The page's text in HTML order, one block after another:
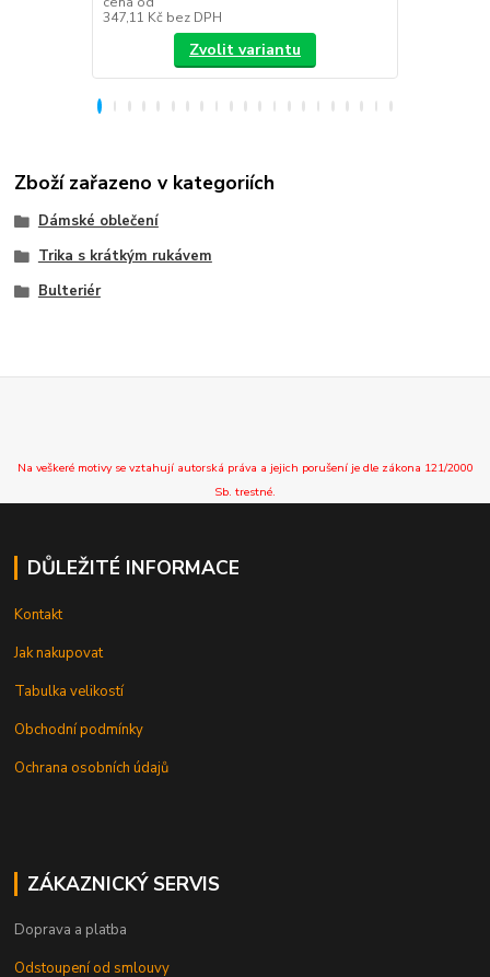
347,11 Kč bez DPH
Zvolit variantu
Zboží zařazeno v kategoriích
Dámské oblečení
Trika s krátkým rukávem
Bulteriér
Na veškeré motivy se vztahují autorská práva a jejich porušení je dle zákona 121/2000
Sb. trestné.
DŮLEŽITÉ INFORMACE
Kontakt
Jak nakupovat
Tabulka velikostí
Obchodní podmínky
Ochrana osobních údajů
ZÁKAZNICKÝ SERVIS
Doprava a platba
Odstoupení od smlouvy